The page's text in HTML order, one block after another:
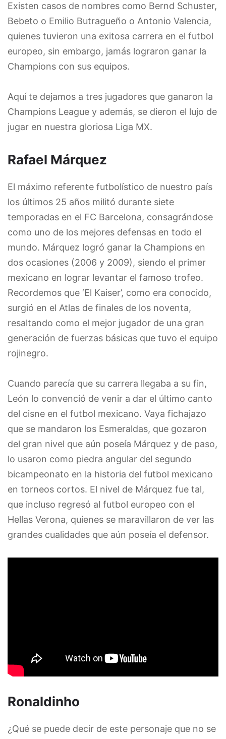
Existen casos de nombres como Bernd Schuster,
Bebeto o Emilio Butragueño o Antonio Valencia,
quienes tuvieron una exitosa carrera en el futbol
europeo, sin embargo, jamás lograron ganar la
Champions con sus equipos.
Aquí te dejamos a tres jugadores que ganaron la
Champions League y además, se dieron el lujo de
jugar en nuestra gloriosa Liga MX.
Rafael Márquez
El máximo referente futbolístico de nuestro país
los últimos 25 años militó durante siete
temporadas en el FC Barcelona, consagrándose
como uno de los mejores defensas en todo el
mundo. Márquez logró ganar la Champions en
dos ocasiones (2006 y 2009), siendo el primer
mexicano en lograr levantar el famoso trofeo.
Recordemos que ‘El Kaiser’, como era conocido,
surgió en el Atlas de finales de los noventa,
resaltando como el mejor jugador de una gran
generación de fuerzas básicas que tuvo el equipo
rojinegro.
Cuando parecía que su carrera llegaba a su fin,
León lo convenció de venir a dar el último canto
del cisne en el futbol mexicano. Vaya fichajazo
que se mandaron los Esmeraldas, que gozaron
del gran nivel que aún poseía Márquez y de paso,
lo usaron como piedra angular del segundo
bicampeonato en la historia del futbol mexicano
en torneos cortos. El nivel de Márquez fue tal,
que incluso regresó al futbol europeo con el
Hellas Verona, quienes se maravillaron de ver las
grandes cualidades que aún poseía el defensor.
Ronaldinho
¿Qué se puede decir de este personaje que no se